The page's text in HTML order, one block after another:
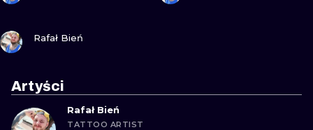
Rafał Bień
Artyści
Rafał Bień
TATTOO ARTIST